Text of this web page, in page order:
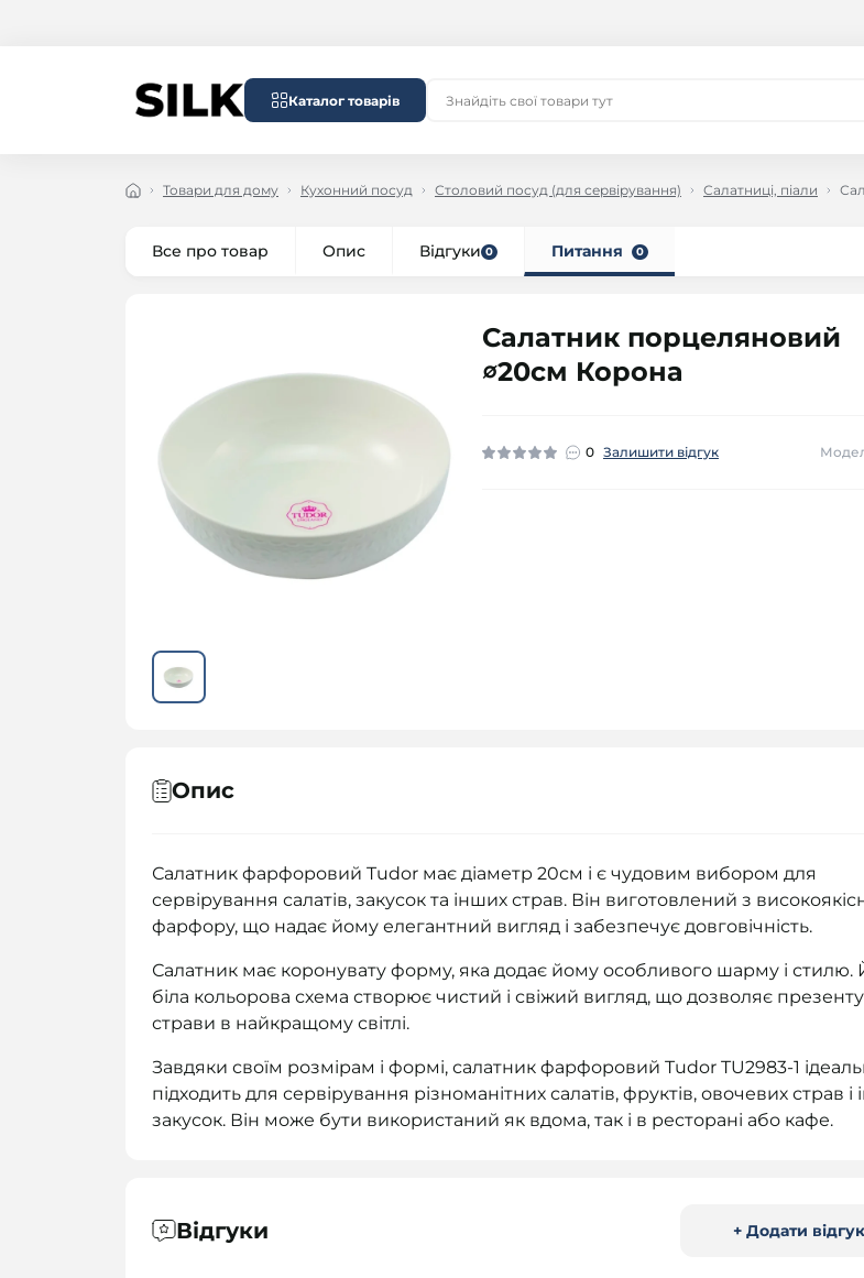
Каталог товарів
Товари для дому Кухонний посуд Столовий посуд (для сервірування) Салатниці, піали
Все про товар Опис Відгуки 0 Питання 0
Салатник порцеляновий
∅20см Корона
0 Залишити відгук
Опис
Салатник фарфоровий Tudor має діаметр 20см і є чудовим вибором для
сервірування салатів, закусок та інших страв. Він виготовлений з
фарфору, що надає йому елегантний вигляд і забезпечує довговічність.
Салатник має коронувату форму, яка додає йому особливого шарму і стилю.
біла кольорова схема створює чистий і свіжий вигляд, що дозволяє
страви в найкращому світлі.
Завдяки своїм розмірам і формі, салатник фарфоровий Tudor TU2983-1
підходить для сервірування різноманітних салатів, фруктів, овочевих страв і
закусок. Він може бути використаний як вдома, так і в ресторані або кафе.
Відгуки + Додати відгук